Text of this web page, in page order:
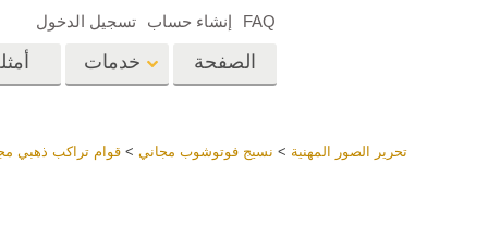
الصفحة خدمات
Lightroom
FAQ إنشاء حساب تسجيل الدخول
تحرير الصور المهنية > نسيج فوتوشوب مجاني >قوام تراكب ذهبي